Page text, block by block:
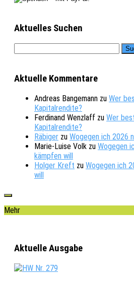
Aktuelles Suchen
Aktuelle Kommentare
Andreas Bangemann zu Wer
Kapitalrendite?
Ferdinand Wenzlaff zu Wer
Kapitalrendite?
Räbiger zu Wogegen ich 2026
Marie-Luise Volk zu Wogegen
kämpfen will
Holger Kreft zu Wogegen ich
will
Mehr
Aktuelle Ausgabe